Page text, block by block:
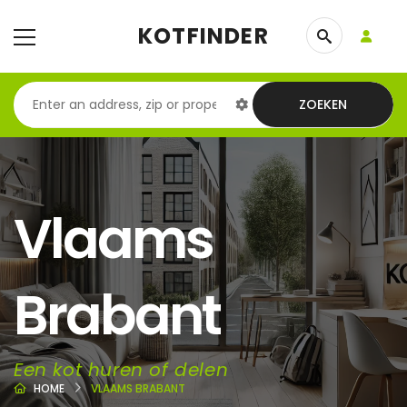
KOTFINDER
ZOEKEN
Vlaams
Brabant
Een kot huren of delen
HOME VLAAMS BRABANT